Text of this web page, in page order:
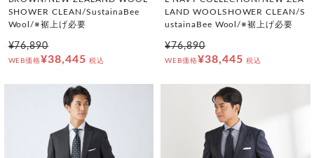
SHOWER CLEAN/SustainaBee
Wool/※裾上げ必要
¥76,890
WEB価格¥38,445 税込
LAND WOOLSHOWER CLEAN/S
ustainaBee Wool/※裾上げ必要
¥76,890
WEB価格¥38,445 税込